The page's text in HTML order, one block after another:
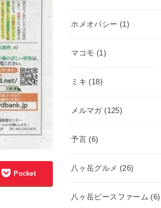
Pocket
ホメオパシー (1)
マコモ (1)
ミキ (18)
メルマガ (125)
予言 (6)
八ヶ岳グルメ (26)
八ヶ岳ピースファーム (6)